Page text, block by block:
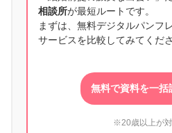
相談所が最短ルートです。
まずは、無料デジタルパンフ
サービスを比較してみてくださ
無料で資料を一括
※20歳以上が